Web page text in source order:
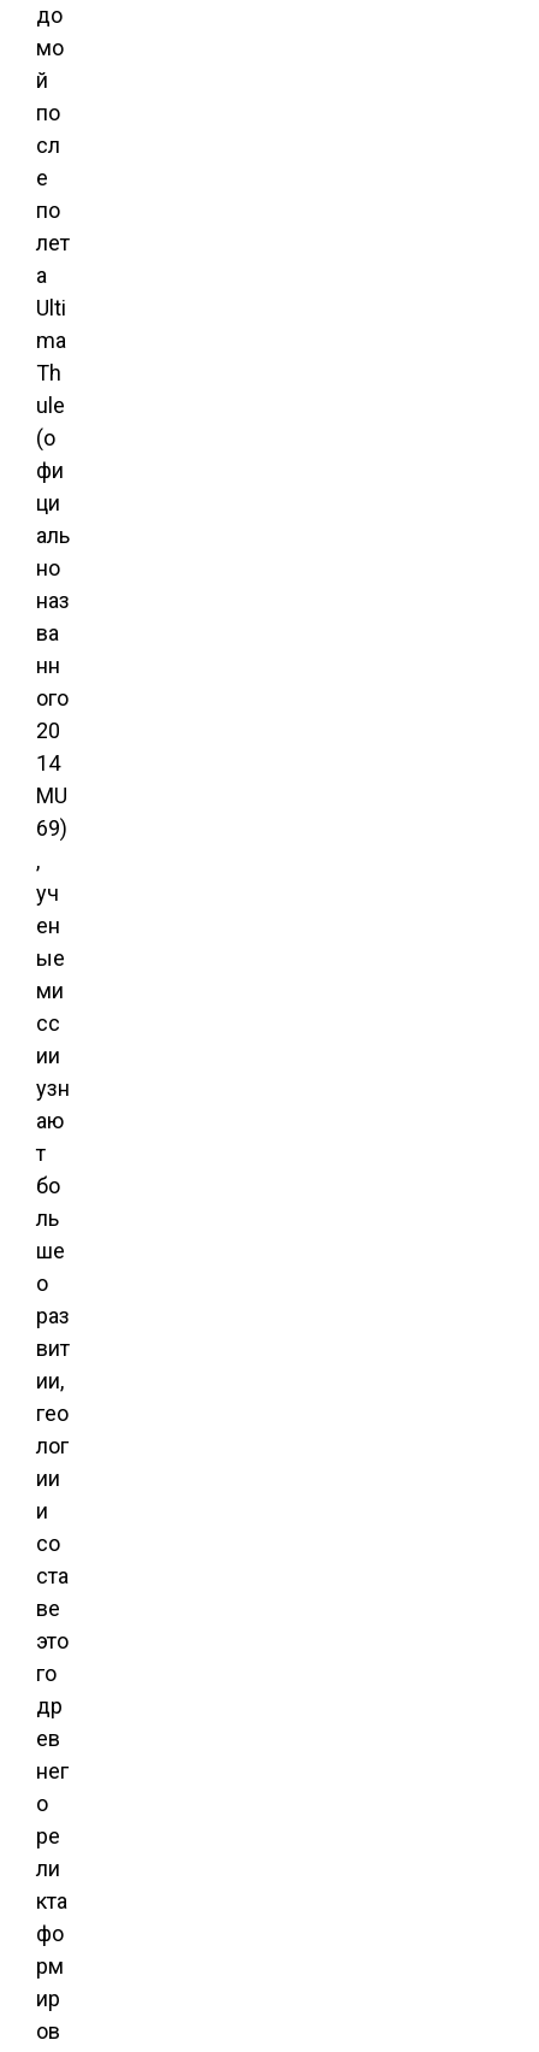
до
мо
й
по
сл
е
по
лет
а
Ulti
ma
Th
ule
(о
фи
ци
аль
но
наз
ва
нн
ого
20
14
MU
69)
,
уч
ен
ые
ми
сс
ии
узн
аю
т
бо
ль
ше
о
раз
вит
ии,
гео
лог
ии
и
со
ста
ве
это
го
др
ев
нег
о
ре
ли
кта
фо
рм
ир
ов